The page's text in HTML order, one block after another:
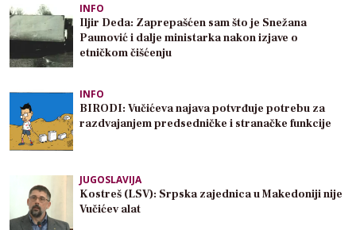
INFO
Iljir Deda: Zaprepašćen sam što je Snežana
Paunović i dalje ministarka nakon izjave o
etničkom čišćenju
INFO
BIRODI: Vučićeva najava potvrđuje potrebu za
razdvajanjem predsedničke i stranačke funkcije
JUGOSLAVIJA
Kostreš (LSV): Srpska zajednica u Makedoniji nije
Vučićev alat